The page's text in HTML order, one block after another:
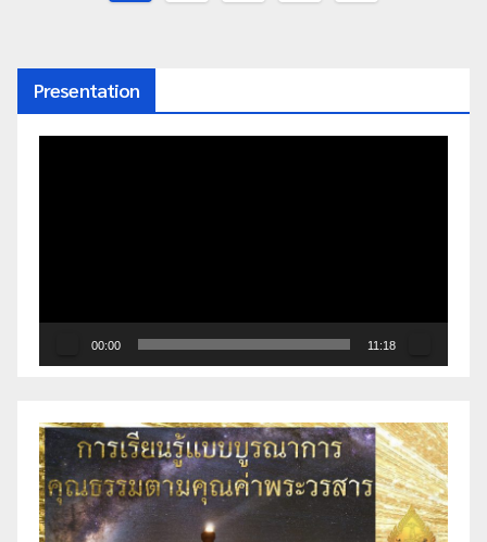
Presentation
00:00 11:18